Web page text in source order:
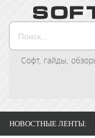
Софт, гайды,
НОВОСТНЫЕ ЛЕНТЫ: